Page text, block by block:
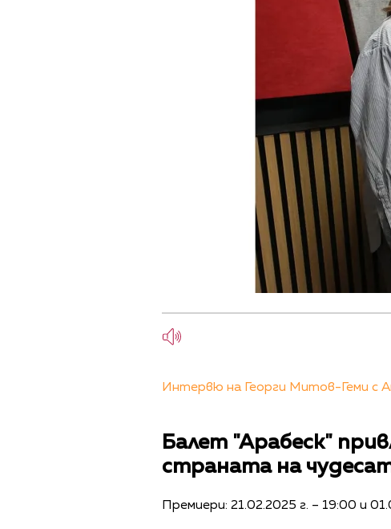
Интервю на Георги Митов-Геми с
Балет "Арабеск"
страната на
Премиери: 21.02.2025 г. – 19:00 и